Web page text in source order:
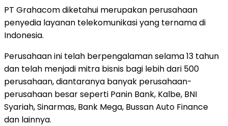
PT Grahacom diketahui merupakan perusahaan
penyedia layanan telekomunikasi yang ternama di
Indonesia.
Perusahaan ini telah berpengalaman selama 13 tahun
dan telah menjadi mitra bisnis bagi lebih dari 500
perusahaan, diantaranya banyak perusahaan-
perusahaan besar seperti Panin Bank, Kalbe, BNI
Syariah, Sinarmas, Bank Mega, Bussan Auto Finance
dan lainnya.